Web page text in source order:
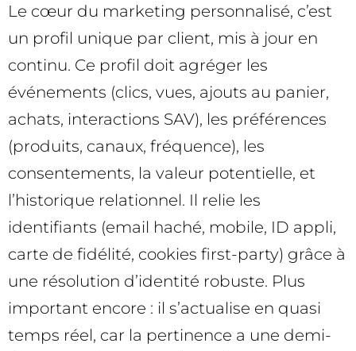
Le cœur du marketing personnalisé, c’est
un profil unique par client, mis à jour en
continu. Ce profil doit agréger les
événements (clics, vues, ajouts au panier,
achats, interactions SAV), les préférences
(produits, canaux, fréquence), les
consentements, la valeur potentielle, et
l’historique relationnel. Il relie les
identifiants (email haché, mobile, ID appli,
carte de fidélité, cookies first-party) grâce à
une résolution d’identité robuste. Plus
important encore : il s’actualise en quasi
temps réel, car la pertinence a une demi-